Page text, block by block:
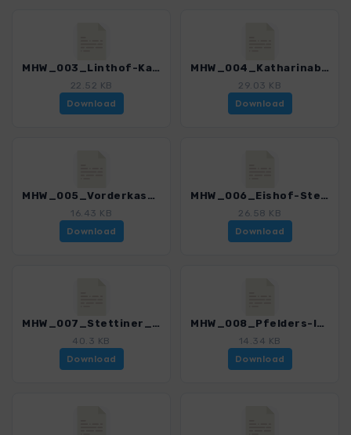
MHW_003_Linthof-Katharinaberg.gpx
22.52 KB
Download
MHW_004_Katharinaberg-Jaegerrast.gpx
29.03 KB
Download
MHW_005_Vorderkaser-Eishof.gpx
16.43 KB
Download
MHW_006_Eishof-Stettiner_Huette.gpx
26.58 KB
Download
MHW_007_Stettiner_Huette-Pfelders.gpx
40.3 KB
Download
MHW_008_Pfelders-Innerhuett.gpx
14.34 KB
Download